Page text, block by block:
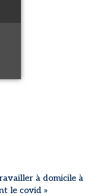
à domicile à
le covid »